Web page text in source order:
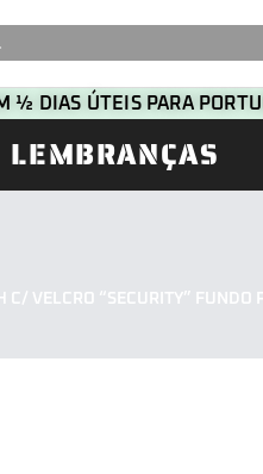
½ DIAS ÚTEIS PARA
LEMBRANÇAS
C/ VELCRO “SECURITY” FUNDO